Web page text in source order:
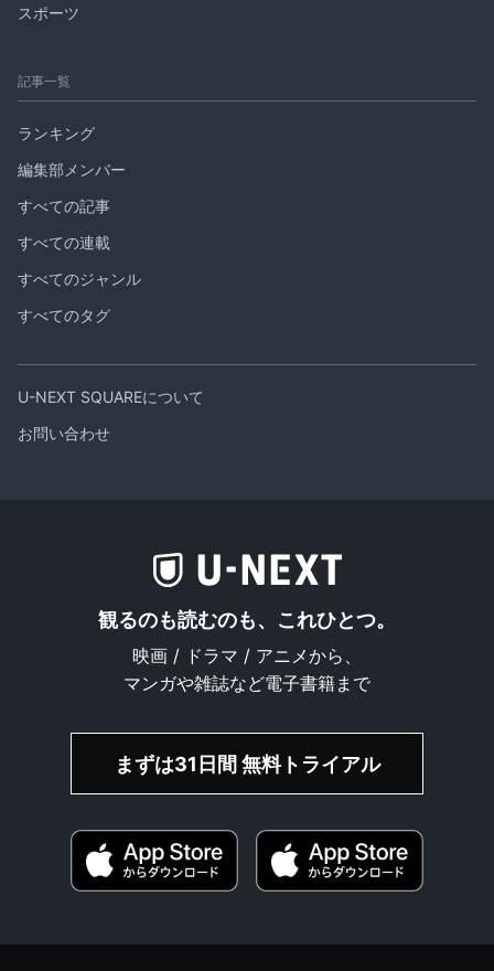
スポーツ
記事一覧
ランキング
編集部メンバー
すべての記事
すべての連載
すべてのジャンル
すべてのタグ
U-NEXT SQUAREについて
お問い合わせ
観るのも読むのも、これひとつ。
映画 / ドラマ / アニメから、
マンガや雑誌など電子書籍まで
まずは31日間 無料トライアル